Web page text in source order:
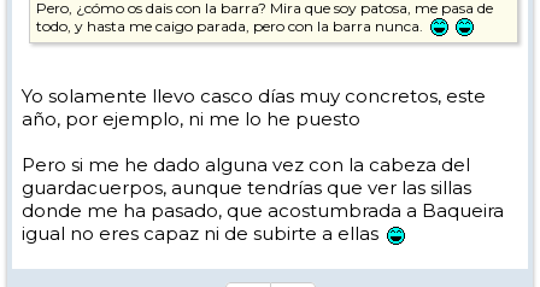
Pero, ¿cómo os dais con la barra? Mira que soy patosa, me pasa de
todo, y hasta me caigo parada, pero con la barra nunca.
Yo solamente llevo casco días muy concretos, este
año, por ejemplo, ni me lo he puesto
Pero si me he dado alguna vez con la cabeza del
guardacuerpos, aunque tendrías que ver las sillas
donde me ha pasado, que acostumbrada a Baqueira
igual no eres capaz ni de subirte a ellas